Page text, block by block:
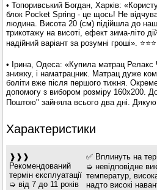
• Топоривський Богдан, Харків:
блок Pocket Spring - це щось! Не
людина. Висота 20 (см) підійшла до
трикотажу на висоті, ефект зима-літо
надійний варіант за розумні гроші».
• Ірина, Одеса: «Купила матрац Релакс
знижку, і наматрацник. Матрац дуже
боліти вже після першого тижня.
допомогу з вибором розміру 160х200.
Поштою" зайняла всього два дні. Дякую
Характеристики
❱❱❱
Рекомендований
термін єксплуатації
➭ від 7 до 11 років
✅ Вплинуть на
➭ невідповідне
температур,
надто високі